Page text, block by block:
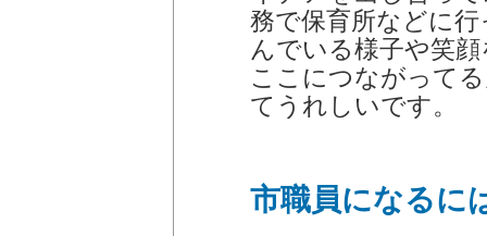
務で保育所などに
んでいる様子や笑
ここにつながって
てうれしいです。
市職員になるに